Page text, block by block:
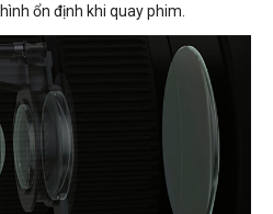
ổn định khi quay phim.